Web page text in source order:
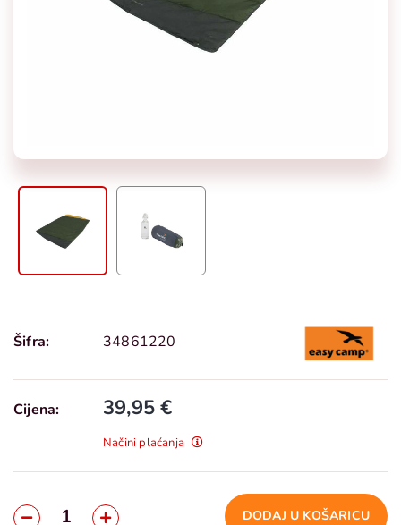
Šifra: 34861220
Cijena: 39,95 €
Načini plaćanja
DODAJ U KOŠARICU